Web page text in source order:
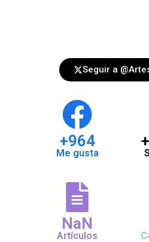
Seguir a
+964
Me gusta
+
NaN
Artículos